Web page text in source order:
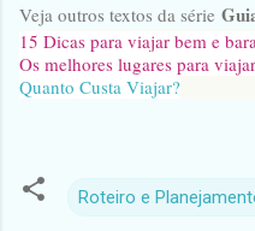
Veja outros textos da série
15 Dicas para viajar bem e
Os melhores lugares para
Quanto Custa Viajar?
Roteiro e